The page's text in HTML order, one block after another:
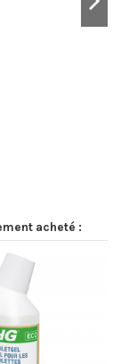
acheté :